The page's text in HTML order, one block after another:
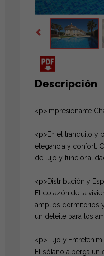
Descripción
<p>Impresionante
<p>En el tranquilo y
elegancia y confort.
de lujo y
<p>Distribución y
El corazón de la
amplios dormitorios
un deleite para los
<p>Lujo y
El sótano alberga un